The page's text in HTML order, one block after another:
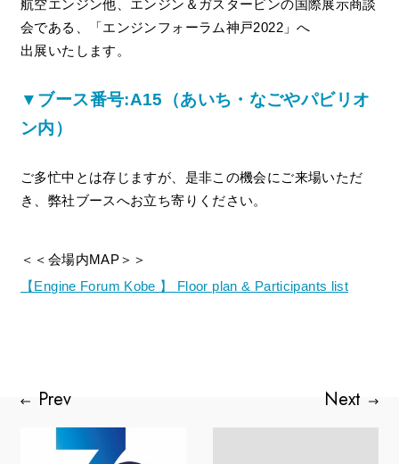
航空エンジン他、エンジン＆ガスタービンの国際展示商談
会である、「エンジンフォーラム神戸2022」へ
出展いたします。
▼ブース番号:A15（あいち・なごやパビリオ
ン内）
ご多忙中とは存じますが、是非この機会にご来場いただ
き、弊社ブースへお立ち寄りください。
＜＜会場内MAP＞＞
【Engine Forum Kobe 】 Floor plan & Participants list